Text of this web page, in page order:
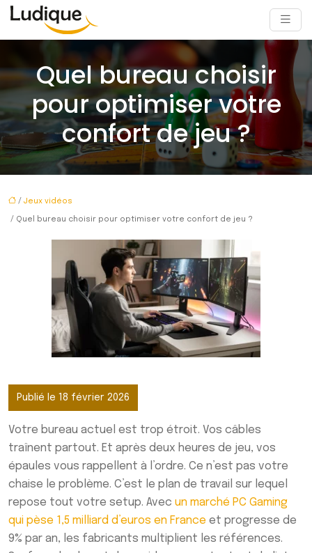
Quel bureau choisir
pour optimiser votre
confort de jeu ?
/ Jeux vidéos
/ Quel bureau choisir pour optimiser votre confort de jeu ?
Publié le 18 février 2026
Votre bureau actuel est trop étroit. Vos câbles
traînent partout. Et après deux heures de jeu, vos
épaules vous rappellent à l’ordre. Ce n’est pas votre
chaise le problème. C’est le plan de travail sur lequel
repose tout votre setup. Avec un marché PC Gaming
qui pèse 1,5 milliard d’euros en France et progresse de
9% par an, les fabricants multiplient les références.